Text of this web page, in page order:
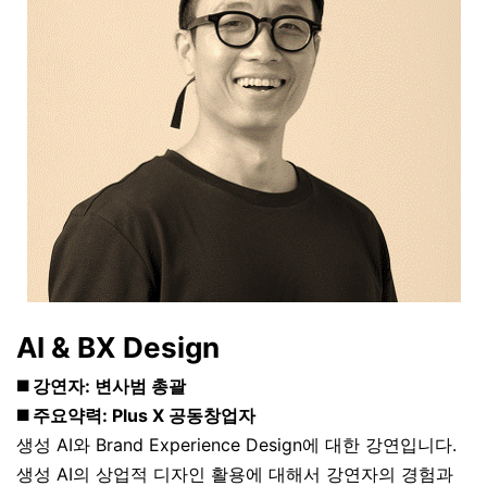
AI & BX Design
◼️ 강연자: 변사범 총괄
◼️ 주요약력: Plus X 공동창업자
생성 AI와 Brand Experience Design에 대한 강연입니다.
생성 AI의 상업적 디자인 활용에 대해서 강연자의 경험과